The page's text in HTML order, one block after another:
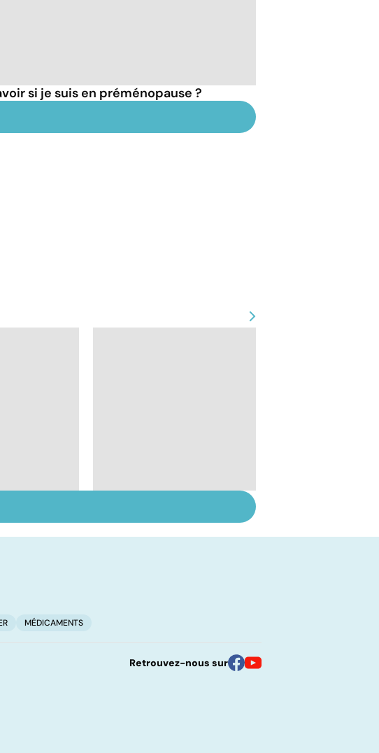
si je suis en préménopause ?
des
: que faire
passage à l'acte
MÉDICAMENTS
Retrouvez-nous sur